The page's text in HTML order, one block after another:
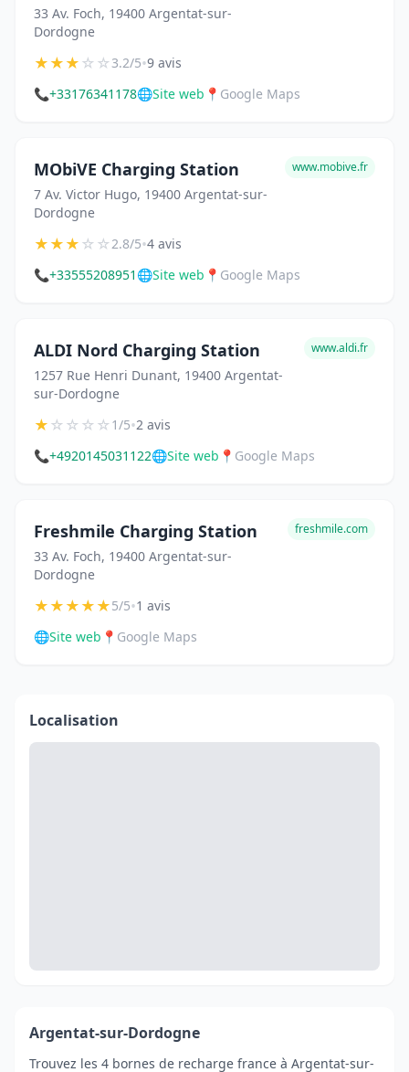
33 Av. Foch, 19400 Argentat-sur-
Dordogne
★★★☆☆3.2/5•9 avis
📞+33176341178🌐Site web 📍 Google Maps
MObiVE Charging Station
7 Av. Victor Hugo, 19400 Argentat-sur-
Dordogne
www.mobive.fr
★★★☆☆2.8/5•4 avis
📞+33555208951 🌐Site web 📍 Google Maps
ALDI Nord Charging Station
1257 Rue Henri Dunant, 19400 Argentat-
sur-Dordogne
www.aldi.fr
★☆☆☆☆1/5•2 avis
📞+4920145031122🌐Site web 📍 Google Maps
Freshmile Charging Station
33 Av. Foch, 19400 Argentat-sur-
Dordogne
freshmile.com
★★★★★5/5•1 avis
🌐Site web 📍 Google Maps
Localisation
Argentat-sur-Dordogne
Trouvez les 4 bornes de recharge france à Argentat-sur-